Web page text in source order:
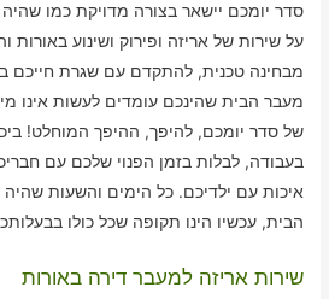
סדר יומכם יישאר בצורה מדויקת כמו
על שירות של אריזה ופירוק ושינוע
מבחינה טכנית, להתקדם עם שגרת חייכם
מעבר הבית שהינכם עומדים לעשות אינו
של סדר יומכם, להיפך, ההיפך המוחלט!
בעבודה, לבלות בזמן הפנוי שלכם עם
איכות עם ילדיכם. כל הימים והשעות
הבית, עכשיו הינו תקופה שכל כולו
שירות אריזה למעבר דירה באורות